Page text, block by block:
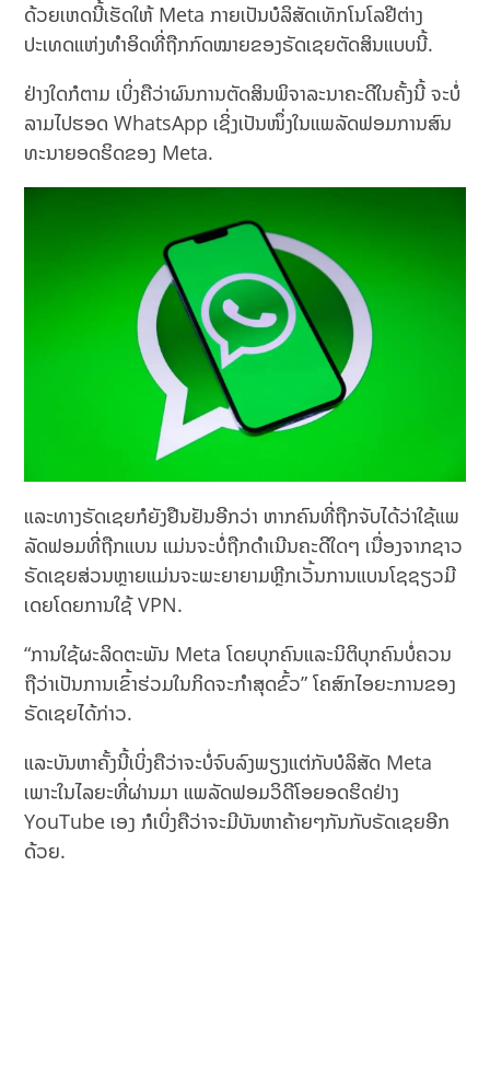
ດ້ວຍເຫດນີ້ເຮັດໃຫ້ Meta ກາຍເປັນບໍລິສັດເທັກໂນໂລຢີຕ່າງ
ປະເທດແຫ່ງທຳອິດທີ່ຖືກກົດໝາຍຂອງຣັດເຊຍຕັດສິນແບບນີ້.
ຢ່າງໃດກໍຕາມ ເບິ່ງຄືວ່າຜົນການຕັດສິນພິຈາລະນາຄະດີໃນຄັ້ງນີ້ ຈະບໍ່
ລາມໄປຮອດ WhatsApp ເຊິ່ງເປັນໜຶ່ງໃນແພລັດຟອມການສົນ
ທະນາຍອດຮິດຂອງ Meta.
ແລະທາງຣັດເຊຍກໍຍັງຢືນຢັນອີກວ່າ ຫາກຄົນທີ່ຖືກຈັບໄດ້ວ່າໃຊ້ແພ
ລັດຟອມທີ່ຖືກແບນ ແມ່ນຈະບໍ່ຖືກດຳເນີນຄະດີໃດໆ ເນື່ອງຈາກຊາວ
ຣັດເຊຍສ່ວນຫຼາຍແມ່ນຈະພະຍາຍາມຫຼີກເວັ້ນການແບນໂຊຊຽວມີ
ເດຍໂດຍການໃຊ້ VPN.
“ການໃຊ້ຜະລິດຕະພັນ Meta ໂດຍບຸກຄົນແລະນິຕິບຸກຄົນບໍ່ຄວນ
ຖືວ່າເປັນການເຂົ້າຮ່ວມໃນກິດຈະກຳສຸດຂົ້ວ” ໂຄສົກໄອຍະການຂອງ
ຣັດເຊຍໄດ້ກ່າວ.
ແລະບັນຫາຄັ້ງນີ້ເບິ່ງຄືວ່າຈະບໍ່ຈົບລົງພຽງແຕ່ກັບບໍລິສັດ Meta
ເພາະໃນໄລຍະທີ່ຜ່ານມາ ແພລັດຟອມວິດີໂອຍອດຮິດຢ່າງ
YouTube ເອງ ກໍເບິ່ງຄືວ່າຈະມີບັນຫາຄ້າຍໆກັນກັບຣັດເຊຍອີກ
ດ້ວຍ.